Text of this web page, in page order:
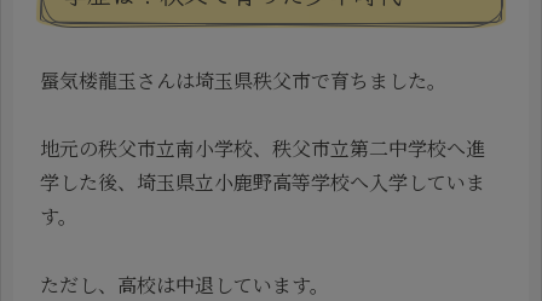
蜃気楼龍玉さんは埼玉県秩父市で育ちました。
地元の秩父市立南小学校、秩父市立第二中学校へ進
学した後、埼玉県立小鹿野高等学校へ入学していま
す。
ただし、高校は中退しています。